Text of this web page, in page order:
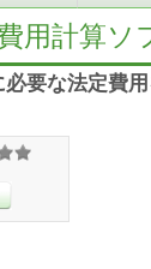
用計算ソ
要な法定費